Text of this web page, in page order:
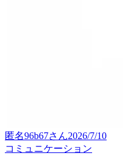
匿名96b67さん2026/7/10
コミュニケーション